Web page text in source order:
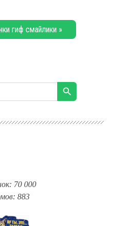
гиф смайлики »
70 000
883